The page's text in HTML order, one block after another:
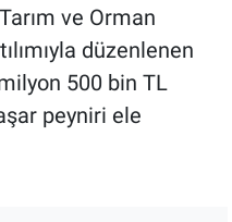
ve Orman
düzenlenen
500 bin TL
peyniri ele